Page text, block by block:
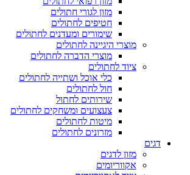
מזון לגורי חתולים
חטיפים לחתולים
שימורים ומעדנים לחתולים
מוצרי היגיינה לחתולים
מוצרי הדברה לחתולים
ציוד לחתולים
כלי אוכל ושתייה לחתולים
חול לחתולים
שירותים לחתול
צעצועים ומשחקים לחתולים
מיטות לחתולים
מזרונים לחתולים
דגים
מזון לדגים
אקווריומים